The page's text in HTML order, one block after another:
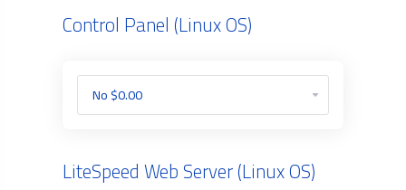
Control Panel (Linux OS)
LiteSpeed Web Server (Linux OS)